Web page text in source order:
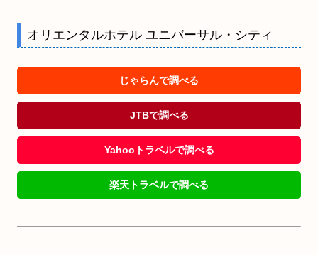
オリエンタルホテル ユニバーサル・シティ
じゃらんで調べる
JTBで調べる
Yahooトラベルで調べる
楽天トラベルで調べる